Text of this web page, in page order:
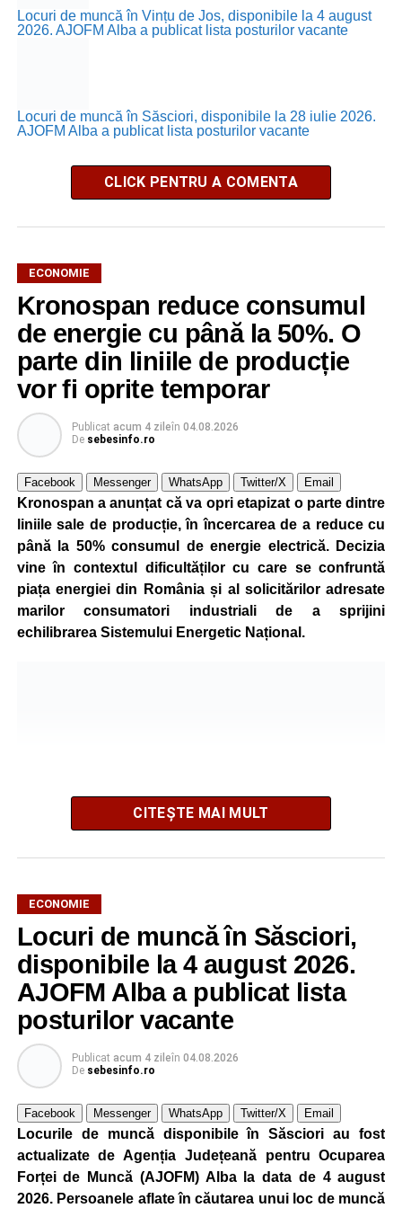
Locuri de muncă în Vințu de Jos, disponibile la 4 august
2026. AJOFM Alba a publicat lista posturilor vacante
Locuri de muncă în Săsciori, disponibile la 28 iulie 2026.
AJOFM Alba a publicat lista posturilor vacante
CLICK PENTRU A COMENTA
ECONOMIE
Kronospan reduce consumul
de energie cu până la 50%. O
parte din liniile de producție
vor fi oprite temporar
Publicat acum 4 zileîn 04.08.2026
De sebesinfo.ro
Facebook Messenger WhatsApp Twitter/X Email
Kronospan a anunțat că va opri etapizat o parte dintre
liniile sale de producție, în încercarea de a reduce cu
până la 50% consumul de energie electrică. Decizia
vine în contextul dificultăților cu care se confruntă
piața energiei din România și al solicitărilor adresate
marilor consumatori industriali de a sprijini
echilibrarea Sistemului Energetic Național.
Potrivit unui comunicat al companiei, măsura va fi aplicată
gradual, în funcție de necesitățile sistemului energetic.
Reprezentanții Kronospan precizează că evoluția situației
este monitorizată permanent, iar activitatea va reveni la
capacitate normală imediat ce condițiile vor permite.
Compania dă asigurări că oprirea temporară a unor linii
de producție nu va afecta livrările către clienți.
Kronospan se numără printre cei mai mari consumatori de
energie electrică din România. O parte din necesarul
energetic este acoperită prin producția proprie de energie,
realizată cu ajutorul panourilor fotovoltaice și al unităților
de cogenerare.
CITEȘTE MAI MULT
ECONOMIE
Locuri de muncă în Săsciori,
disponibile la 4 august 2026.
AJOFM Alba a publicat lista
posturilor vacante
Publicat acum 4 zileîn 04.08.2026
De sebesinfo.ro
Facebook Messenger WhatsApp Twitter/X Email
Locurile de muncă disponibile în Săsciori au fost
actualizate de Agenția Județeană pentru Ocuparea
Forței de Muncă (AJOFM) Alba la data de 4 august
2026. Persoanele aflate în căutarea unui loc de muncă